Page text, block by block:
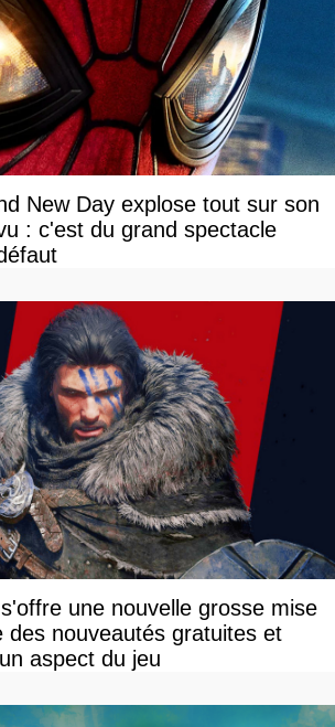
New Day explose tout sur son
: c'est du grand spectacle
une nouvelle grosse mise
des nouveautés gratuites et
aspect du jeu